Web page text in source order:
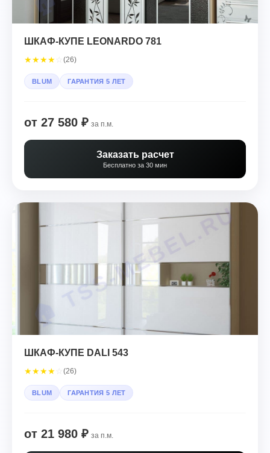
ШКАФ-КУПЕ LEONARDO 781
★★★★ (26)
BLUM ГАРАНТИЯ 5 ЛЕТ
от 27 580 ₽ за п.м.
Заказать расчет
Бесплатно за 30 мин
ШКАФ-КУПЕ DALI 543
★★★★ (26)
BLUM ГАРАНТИЯ 5 ЛЕТ
от 21 980 ₽ за п.м.